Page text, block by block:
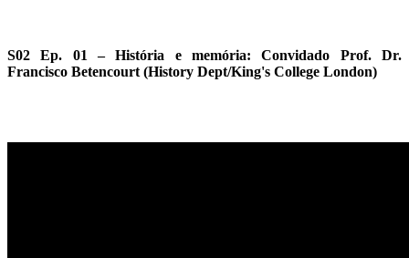
S02 Ep. 01 – História e memória: Convidado Prof. Dr.
Francisco Betencourt (History Dept/King's College London)